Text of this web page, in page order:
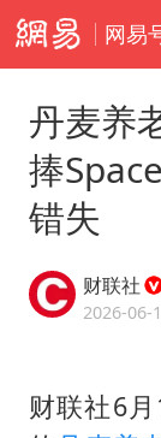
网易
丹麦养
捧
错失
财联社
2026-06-
财联社6